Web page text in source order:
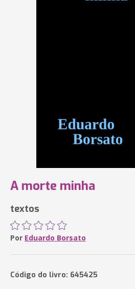
A morte minha
textos
Por Eduardo Borsato
Código do livro: 645425